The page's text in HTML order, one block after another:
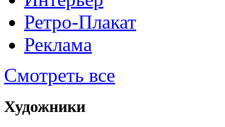
Ретро-Плакат
Реклама
Смотреть все
Художники